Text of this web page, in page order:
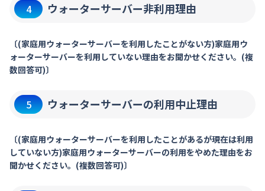
4 ウォーターサーバー非利用理由
〔(家庭用ウォーターサーバーを利用したことがない方)家庭用ウ
ォーターサーバーを利用していない理由をお聞かせください。(複
数回答可)〕
5 ウォーターサーバーの利用中止理由
〔(家庭用ウォーターサーバーを利用したことがあるが現在は利用
していない方)家庭用ウォーターサーバーの利用をやめた理由をお
聞かせください。(複数回答可)〕